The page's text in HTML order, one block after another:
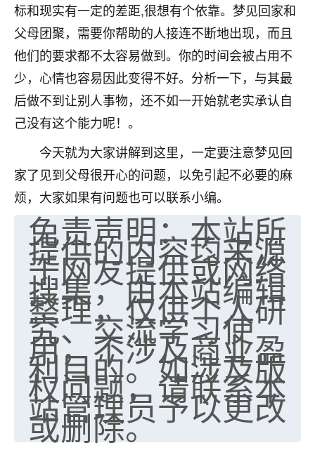
标和现实有一定的差距,很想有个依靠。梦见回家和
父母团聚，需要你帮助的人接连不断地出现，而且
他们的要求都不太容易做到。你的时间会被占用不
少，心情也容易因此变得不好。分析一下，与其最
后做不到让别人事物，还不如一开始就老实承认自
己没有这个能力呢！。
今天就为大家讲解到这里，一定要注意梦见回
家了见到父母很开心的问题，以免引起不必要的麻
烦，大家如果有问题也可以联系小编。
免责声明：本站所
提供的内容均来源
于网友提供或网络
搜集，由本站编辑
整理，仅供个人研
究、交流学习使
用，不涉及商业盈
利目的。如涉及版
权问题，请联系本
站管理员予以更改
或删除。